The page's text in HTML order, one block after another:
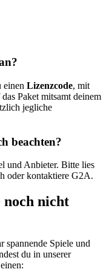
einen Lizenzcode, mit
Paket mitsamt deinem
jegliche
beachten?
und Anbieter. Bitte lies
oder kontaktiere G2A.
noch nicht
Spiele und
du in unserer